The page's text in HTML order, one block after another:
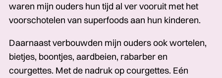
waren mijn ouders hun tijd al ver vooruit met het
voorschotelen van superfoods aan hun kinderen.
Daarnaast verbouwden mijn ouders ook wortelen,
bietjes, boontjes, aardbeien, rabarber en
courgettes. Met de nadruk op courgettes. Eén